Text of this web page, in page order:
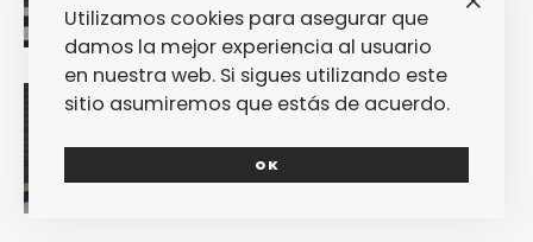
Utilizamos cookies para asegurar que
damos la mejor experiencia al usuario
en nuestra web. Si sigues utilizando este
sitio asumiremos que estás de acuerdo.
OK